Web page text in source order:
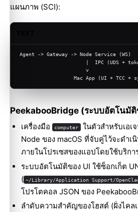
แผนภาพ (SCI):
Agent -> Gateway -> Node Service (WS)
|  IPC
                      v
Mac App (UI +
PeekabooBridge (ระบบอัตโนมัติ
เครื่องมือ computer ในตัวสำหรับเอเ
Node ของ macOS ที่จับคู่ไว้จะดำเ
ภายในโปรเซสของแอปโดยใช้บริก
ระบบอัตโนมัติของ UI ใช้ซ็อกเก็ต
( ~/Library/Application Support/
โปรโตคอล JSON ของ
ลำดับความสำคัญของโฮสต์ (ฝั่งไคล